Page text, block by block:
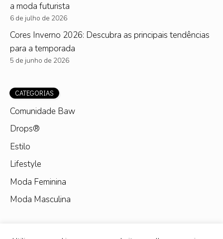
a moda futurista
6 de julho de 2026
Cores Inverno 2026: Descubra as principais tendências
para a temporada
5 de junho de 2026
CATEGORIAS
Comunidade Baw
Drops®
Estilo
Lifestyle
Moda Feminina
Moda Masculina